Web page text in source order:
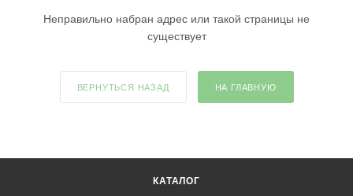
Неправильно набран адрес или такой страницы не
существует
ВЕРНУТЬСЯ НАЗАД НА ГЛАВНУЮ
КАТАЛОГ